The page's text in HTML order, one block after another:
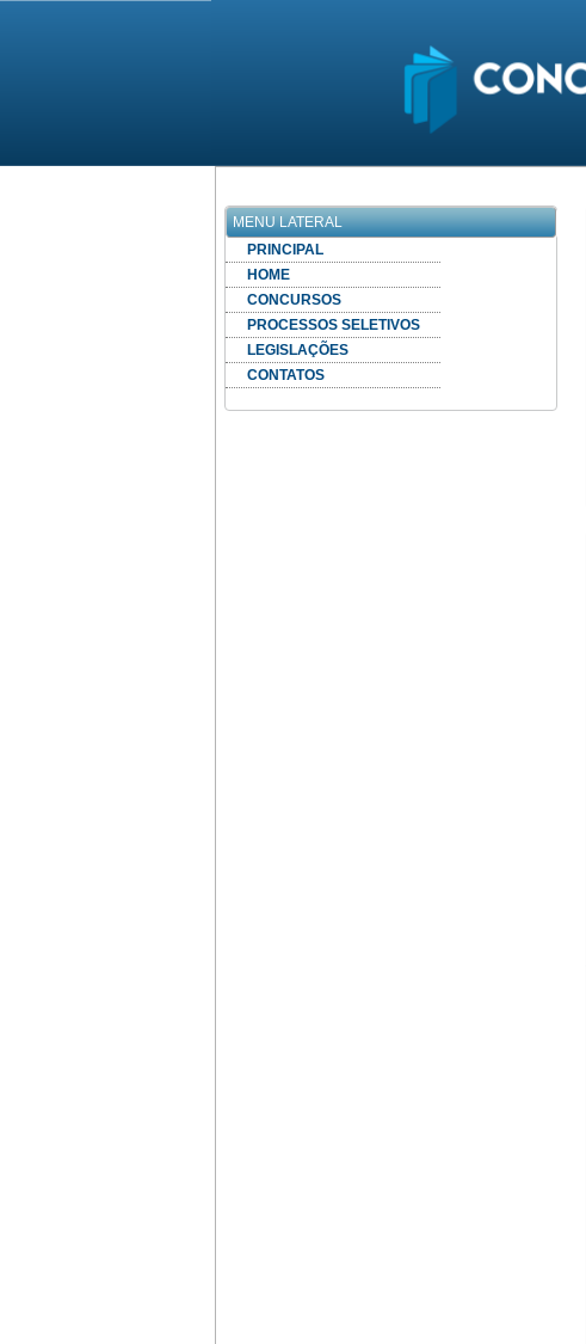
MENU LATERAL
PRINCIPAL
HOME
CONCURSOS
PROCESSOS SELETIVOS
LEGISLAÇÕES
CONTATOS